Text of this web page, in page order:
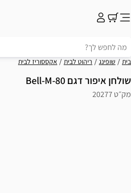
בית שופינג ריהוט לבית אקססוריז לבית
שולחן איפור דגם Bell-M-80
מק״ט 20277